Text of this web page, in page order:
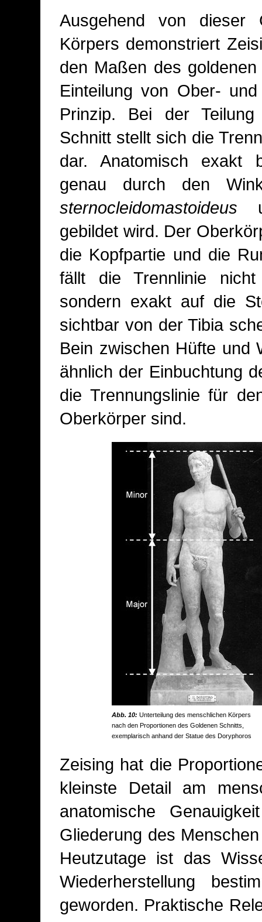
Ausgehend von dieser
Körpers demonstriert
den Maßen des
Einteilung von Ober-
Prinzip. Bei der
Schnitt stellt sich die
dar. Anatomisch exakt
genau durch den
sternocleidomastoideus
gebildet wird. Der
die Kopfpartie und die
fällt die Trennlinie
sondern exakt auf die
sichtbar von der Tibia
Bein zwischen Hüfte und
ähnlich der Einbuchtung
die Trennungslinie für
Oberkörper sind.
Abb. 10: Unterteilung des menschlichen Körpers
nach den Proportionen des Goldenen Schnitts,
exemplarisch anhand der Statue des Doryphoros
Zeising hat die
kleinste Detail am
anatomische
Gliederung des
Heutzutage ist das
Wiederherstellung
geworden. Praktische